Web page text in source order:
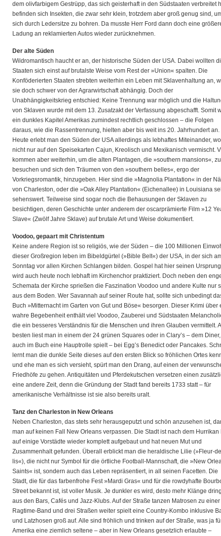
dem olivfarbigem Gestrüpp, das sich geisterhaft in den Südstaaten verbreitet
befinden sich Insekten, die zwar sehr klein, trotzdem aber groß genug sind,
sich durch Ledersitze zu bohren. Da musste Herr Ford dann doch eine
Ladung an reklamierten Autos wieder zurücknehmen.
Der alte Süden
Wildromantisch haucht er an, der historische Süden der USA. Dabei wollten
Staaten sich einst auf brutalste Weise vom Rest der »Union« spalten. Die
Konföderierten Staaten strebten weiterhin ein Leben mit Sklavenhaltung an,
sie doch schwer von der Agrarwirtschaft abhängig. Doch der
Unabhängigkeitskrieg entschied: Keine Trennung war möglich und die
von Sklaven wurde mit dem 13. Zusatzakt der Verfassung abgeschafft. Somit
ein dunkles Kapitel Amerikas zumindest rechtlich geschlossen – die Folgen
daraus, wie die Rassentrennung, hielten aber bis weit ins 20. Jahrhundert an.
Heute erlebt man den Süden der USA allerdings als lebhaftes Miteinander,
nicht nur auf den Speisekarten Cajun, Kreolisch und Mexikanisch vermischt.
kommen aber weiterhin, um die alten Plantagen, die »southern mansions«, zu
besuchen und sich den Träumen von den »southern belles«, ergo der
Vorkriegsromantik, hinzugeben. Hier sind die »Magnolia Plantation« in der
von Charleston, oder die »Oak Alley Plantation« (Eichenallee) in Louisiana
sehenswert. Teilweise sind sogar noch die Behausungen der Sklaven zu
besichtigen, deren Geschichte unter anderem der oscarprämierte Film »12
Slave« (Zwölf Jahre Sklave) auf brutale Art und Weise dokumentiert.
Voodoo, gepaart mit Christentum
Keine andere Region ist so religiös, wie der Süden – die 100 Millionen
dieser Großregion leben im Bibeldgürtel (»Bible Belt«) der USA, in der sich
Sonntag vor allen Kirchen Schlangen bilden. Gospel hat hier seinen
wird auch heute noch lebhaft im Kirchenchor praktiziert. Doch neben den
Schemata der Kirche sprießen die Faszination Voodoo und andere Kulte nur
aus dem Boden. Wer Savannah auf seiner Route hat, sollte sich unbedingt
Buch »Mitternacht im Garten von Gut und Böse« besorgen. Dieser Krimi über
wahre Begebenheit enthält viel Voodoo, Zauberei und Südstaaten
die ein besseres Verständnis für die Menschen und ihren Glauben vermittelt.
besten liest man in einem der 24 grünen Squares oder in Clary’s – dem
auch im Buch eine Hauptrolle spielt – bei Egg’s Benedict oder Pancakes.
lernt man die dunkle Seite dieses auf den ersten Blick so fröhlichen Ortes
und ehe man es sich versieht, spürt man den Drang, auf einen der
Friedhöfe zu gehen. Antiquitäten und Pferdekutschen versetzen einen
eine andere Zeit, denn die Gründung der Stadt fand bereits 1733 statt – für
amerikanische Verhältnisse ist sie also bereits uralt.
Tanz den Charleston in New Orleans
Neben Charleston, das stets sehr herausgeputzt und schön anzusehen ist,
man auf keinen Fall New Orleans verpassen. Die Stadt ist nach dem Hurrikan
auf einige Vorstädte wieder komplett aufgebaut und hat neuen Mut und
Zusammenhalt gefunden. Überall erblickt man die heraldische Lilie (»Fleur-
lis«), die nicht nur Symbol für die örtliche Football-Mannschaft, die »New
Saints« ist, sondern auch das Leben repräsentiert, in all seinen Facetten. Die
Stadt, die für das farbenfrohe Fest »Mardi Gras« und für die rowdyhafte
Street bekannt ist, ist voller Musik. Je dunkler es wird, desto mehr Klänge
aus den Bars, Cafés und Jazz-Klubs. Auf der Straße tanzen Matrosen zu einer
Ragtime-Band und drei Straßen weiter spielt eine Country-Kombo inklusive
und Latzhosen groß auf. Alle sind fröhlich und trinken auf der Straße, was ja
Amerika eine ziemlich seltene – aber in New Orleans gesetzlich erlaubte –